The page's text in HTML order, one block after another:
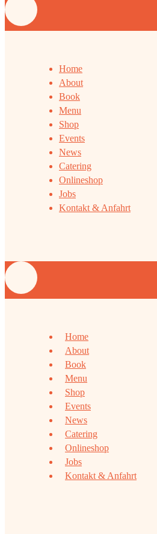
Home
About
Book
Menu
Shop
Events
News
Catering
Onlineshop
Jobs
Kontakt & Anfahrt
Home
About
Book
Menu
Shop
Events
News
Catering
Onlineshop
Jobs
Kontakt & Anfahrt